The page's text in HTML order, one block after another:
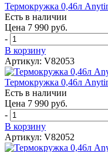
Термокружка 0,46л
Есть в наличии
Цена 7 990 руб.
-
В корзину
Артикул: V82053
Термокружка 0,46л
Есть в наличии
Цена 7 990 руб.
-
В корзину
Артикул: V82052